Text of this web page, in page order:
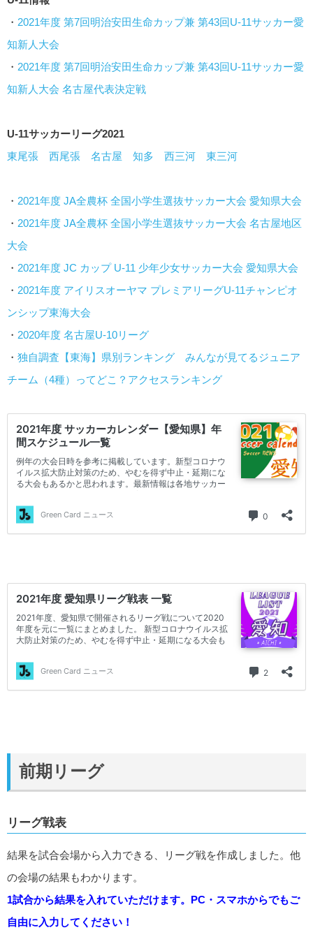
・ 2021年度 第7回明治安田生命カップ兼 第43回U-11サッカー愛
知新人大会
・ 2021年度 第7回明治安田生命カップ兼 第43回U-11サッカー愛
知新人大会 名古屋代表決定戦
U-11サッカーリーグ2021
東尾張
西尾張 名古屋 知多 西三河 東三河
・ 2021年度 JA全農杯 全国小学生選抜サッカー大会 愛知県大会
・ 2021年度 JA全農杯 全国小学生選抜サッカー大会 名古屋地区
大会
・ 2021年度 JC カップ U-11 少年少女サッカー大会 愛知県大会
・ 2021年度 アイリスオーヤマ プレミアリーグU-11チャンピオ
ンシップ東海大会
・ 2020年度 名古屋U-10リーグ
・ 独自調査【東海】県別ランキング みんなが見てるジュニア
チーム（4種）ってどこ？アクセスランキング
前期リーグ
リーグ戦表
結果を試合会場から入力できる、リーグ戦を作成しました。他
の会場の結果もわかります。
1試合から結果を入れていただけます。PC・スマホからでもご
自由に入力してください！